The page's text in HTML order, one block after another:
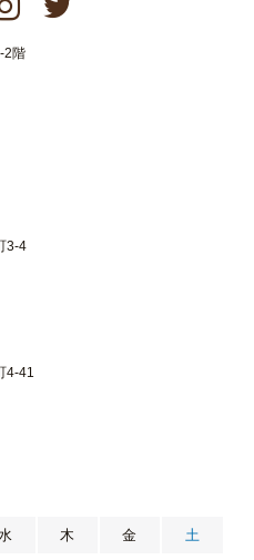
2階
3-4
4-41
木 金 土